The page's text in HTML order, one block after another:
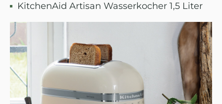
KitchenAid Artisan Wasserkocher 1,5 Liter